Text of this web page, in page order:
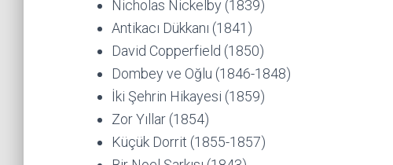
Nicholas Nickelby (1839)
Antikacı Dükkanı (1841)
David Copperfield (1850)
Dombey ve Oğlu (1846-1848)
İki Şehrin Hikayesi (1859)
Zor Yıllar (1854)
Küçük Dorrit (1855-1857)